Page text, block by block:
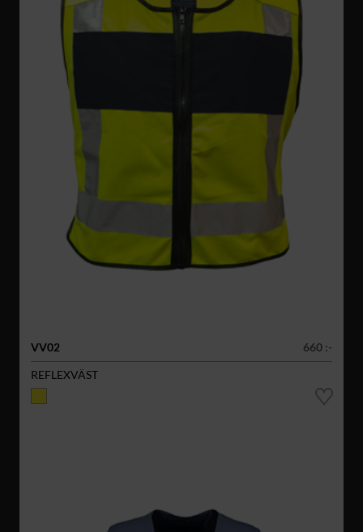
VV02
660 :-
REFLEXVÄST